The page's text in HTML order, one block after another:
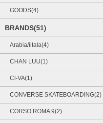
GOODS(4)
BRANDS(51)
Arabia/iitala(4)
CHAN LUU(1)
CI-VA(1)
CONVERSE SKATEBOARDING(2)
CORSO ROMA 9(2)